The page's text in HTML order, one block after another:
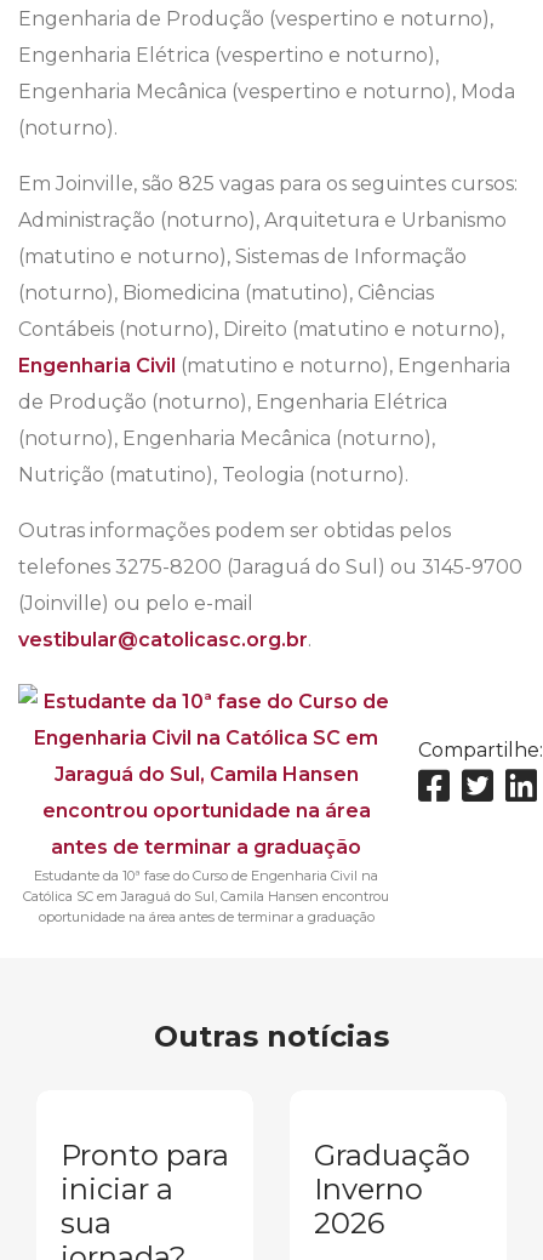
Engenharia de Produção (vespertino e noturno),
Engenharia Elétrica (vespertino e noturno),
Engenharia Mecânica (vespertino e noturno), Moda
(noturno).
Em Joinville, são 825 vagas para os seguintes cursos:
Administração (noturno), Arquitetura e Urbanismo
(matutino e noturno), Sistemas de Informação
(noturno), Biomedicina (matutino), Ciências
Contábeis (noturno), Direito (matutino e noturno),
Engenharia Civil (matutino e noturno), Engenharia
de Produção (noturno), Engenharia Elétrica
(noturno), Engenharia Mecânica (noturno),
Nutrição (matutino), Teologia (noturno).
Outras informações podem ser obtidas pelos
telefones 3275-8200 (Jaraguá do Sul) ou 3145-9700
(Joinville) ou pelo e-mail
vestibular@catolicasc.org.br.
Estudante da 10ª fase do Curso de Engenharia Civil na
Católica SC em Jaraguá do Sul, Camila Hansen encontrou
oportunidade na área antes de terminar a graduação
Compartilhe:
Outras notícias
Pronto para
iniciar a
sua
Graduação
Inverno
2026